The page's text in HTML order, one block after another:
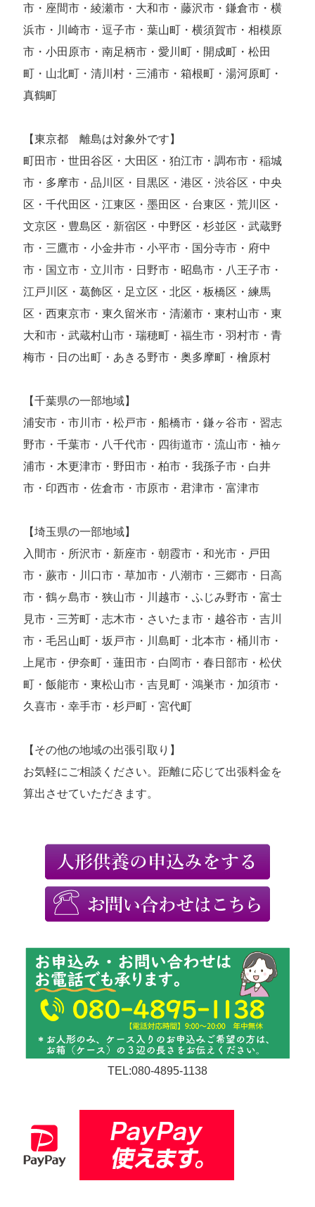
市・座間市・綾瀬市・大和市・藤沢市・鎌倉市・横
浜市・川崎市・逗子市・葉山町・横須賀市・相模原
市・小田原市・南足柄市・愛川町・開成町・松田
町・山北町・清川村・三浦市・箱根町・湯河原町・
真鶴町
【東京都 離島は対象外です】
町田市・世田谷区・大田区・狛江市・調布市・稲城
市・多摩市・品川区・目黒区・港区・渋谷区・中央
区・千代田区・江東区・墨田区・台東区・荒川区・
文京区・豊島区・新宿区・中野区・杉並区・武蔵野
市・三鷹市・小金井市・小平市・国分寺市・府中
市・国立市・立川市・日野市・昭島市・八王子市・
江戸川区・葛飾区・足立区・北区・板橋区・練馬
区・西東京市・東久留米市・清瀬市・東村山市・東
大和市・武蔵村山市・瑞穂町・福生市・羽村市・青
梅市・日の出町・あきる野市・奥多摩町・檜原村
【千葉県の一部地域】
浦安市・市川市・松戸市・船橋市・鎌ヶ谷市・習志
野市・千葉市・八千代市・四街道市・流山市・袖ヶ
浦市・木更津市・野田市・柏市・我孫子市・白井
市・印西市・佐倉市・市原市・君津市・富津市
【埼玉県の一部地域】
入間市・所沢市・新座市・朝霞市・和光市・戸田
市・蕨市・川口市・草加市・八潮市・三郷市・日高
市・鶴ヶ島市・狭山市・川越市・ふじみ野市・富士
見市・三芳町・志木市・さいたま市・越谷市・吉川
市・毛呂山町・坂戸市・川島町・北本市・桶川市・
上尾市・伊奈町・蓮田市・白岡市・春日部市・松伏
町・飯能市・東松山市・吉見町・鴻巣市・加須市・
久喜市・幸手市・杉戸町・宮代町
【その他の地域の出張引取り】
お気軽にご相談ください。距離に応じて出張料金を
算出させていただきます。
TEL:080-4895-1138